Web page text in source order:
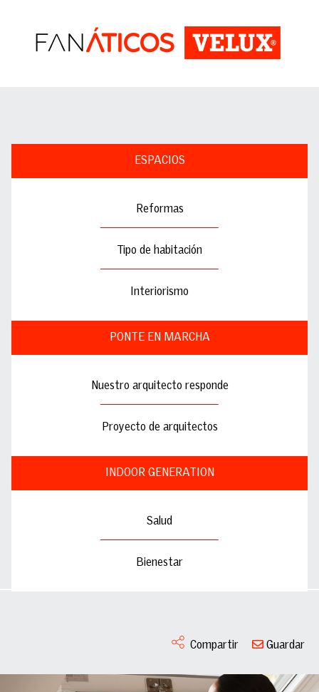
ESPACIOS
Reformas
Tipo de habitación
Interiorismo
PONTE EN MARCHA
Nuestro arquitecto responde
Proyecto de arquitectos
INDOOR GENERATION
Salud
Bienestar
Compartir Guardar